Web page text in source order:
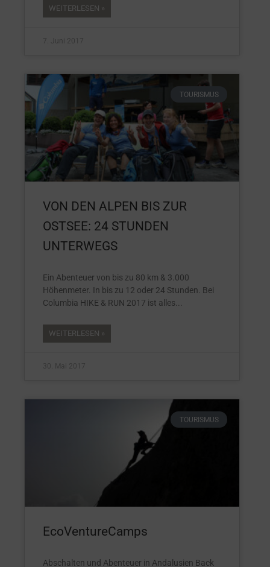
WEITERLESEN »
7. Juni 2017
TOURISMUS
VON DEN ALPEN BIS ZUR
OSTSEE: 24 STUNDEN
UNTERWEGS
Ein Abenteuer von bis zu 80 km & 3.000
Höhenmeter. In bis zu 12 oder 24 Stunden. Bei
Columbia HIKE & RUN 2017 ist alles
WEITERLESEN »
30. Mai 2017
TOURISMUS
EcoVentureCamps
Abschalten und Abenteuer in Andalusien Back